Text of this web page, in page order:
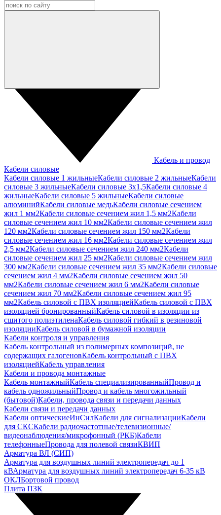
Кабель и провод
Кабели силовые
Кабели силовые 1 жильныеКабели силовые 2 жильныеКабели
силовые 3 жильныеКабели силовые 3х1,5Кабели силовые 4
жильныеКабели силовые 5 жильныеКабели силовые
алюминийКабели силовые медьКабели силовые сечением
жил 1 мм2Кабели силовые сечением жил 1,5 мм2Кабели
силовые сечением жил 10 мм2Кабели силовые сечением жил
120 мм2Кабели силовые сечением жил 150 мм2Кабели
силовые сечением жил 16 мм2Кабели силовые сечением жил
2,5 мм2Кабели силовые сечением жил 240 мм2Кабели
силовые сечением жил 25 мм2Кабели силовые сечением жил
300 мм2Кабели силовые сечением жил 35 мм2Кабели силовые
сечением жил 4 мм2Кабели силовые сечением жил 50
мм2Кабели силовые сечением жил 6 мм2Кабели силовые
сечением жил 70 мм2Кабели силовые сечением жил 95
мм2Кабель силовой с ПВХ изоляциейКабель силовой с ПВХ
изоляцией бронированныйКабель силовой в изоляции из
сшитого полиэтиленаКабель силовой гибкий в резиновой
изоляцииКабель силовой в бумажной изоляции
Кабели контроля и управления
Кабель контрольный из полимерных композиций, не
содержащих галогеновКабель контрольный с ПВХ
изоляциейКабель управления
Кабели и провода монтажные
Кабель монтажныйКабель специализированныйПровод и
кабель одножильныйПровод и кабель многожильный
(бытовой)Кабели, провода связи и передачи данных
Кабели связи и передачи данных
Кабели оптическиеИнСилКабели для сигнализацииКабели
для СКСКабели радиочастотные/телевизионные/
видеонаблюдения/микрофонный (РКБ)Кабели
телефонныеПровода для полевой связиКВИП
Арматура ВЛ (СИП)
Арматура для воздушных линий электропередач до 1
кВАрматура для воздушных линий электропередач 6-35 кВ
ОКЛБортовой провод
Плита ПЗК